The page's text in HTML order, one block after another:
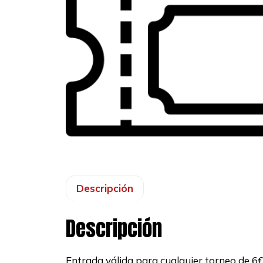
Descripción
Descripción
Entrada válida para cualquier torneo de 6€